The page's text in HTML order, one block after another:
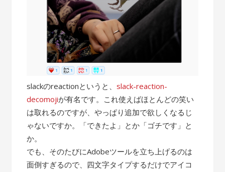
slackのreactionというと、slack-reaction-
decomojiが有名です。これ使えばほとんどの笑い
は取れるのですが、やっぱり追加で欲しくなるじ
ゃないですか。「できたよ」とか「ゴチです」と
か。
でも、そのたびにAdobeツールを立ち上げるのは
面倒すぎるので、四文字タイプするだけでアイコ